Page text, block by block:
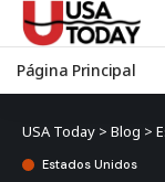
Página Principal
USA Today > Blog >
Estados Unidos